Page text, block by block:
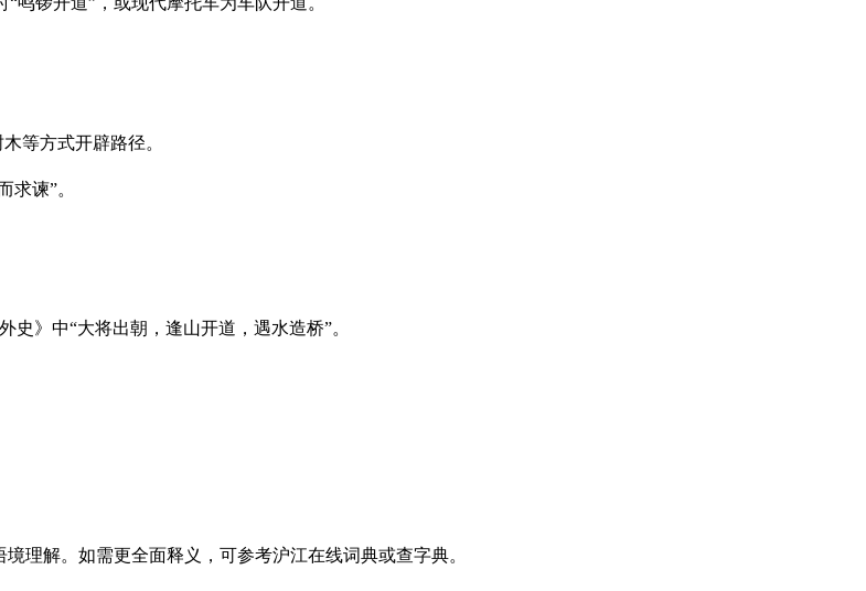
等方式开辟路径。
求谏”。
》中“大将出朝，逢山开道，遇水造桥”。
理解。如需更全面释义，可参考沪江在线词典或查字典。